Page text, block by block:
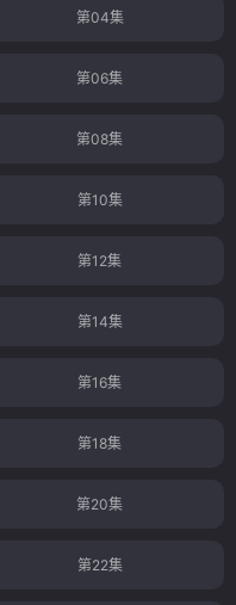
第04集
第06集
第08集
第10集
第12集
第14集
第16集
第18集
第20集
第22集